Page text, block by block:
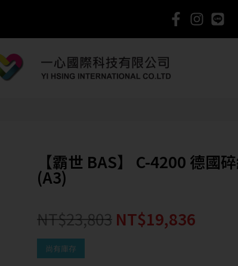
【霸世 BAS】 C-4200 德國
(A3)
NT$23,803 NT$19,836
尚有庫存